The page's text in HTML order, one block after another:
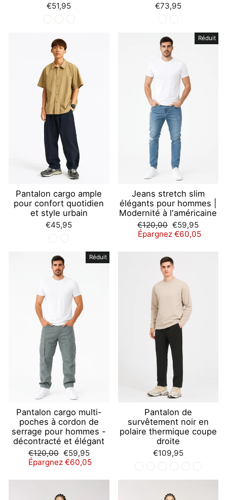
€51,95 €73,95
Pantalon cargo ample
pour confort quotidien
et style urbain
€45,95
Réduit
Jeans stretch slim
élégants pour hommes |
Modernité à l'américaine
Prix
régulier
€120,00 Prix
réduit
€59,95
Épargnez €60,05
Réduit
Pantalon cargo multi-
poches à cordon de
serrage pour hommes -
décontracté et élégant
Prix
régulier
€120,00 Prix
réduit
€59,95
Épargnez €60,05
Pantalon de
survêtement noir en
polaire thermique coupe
droite
€109,95